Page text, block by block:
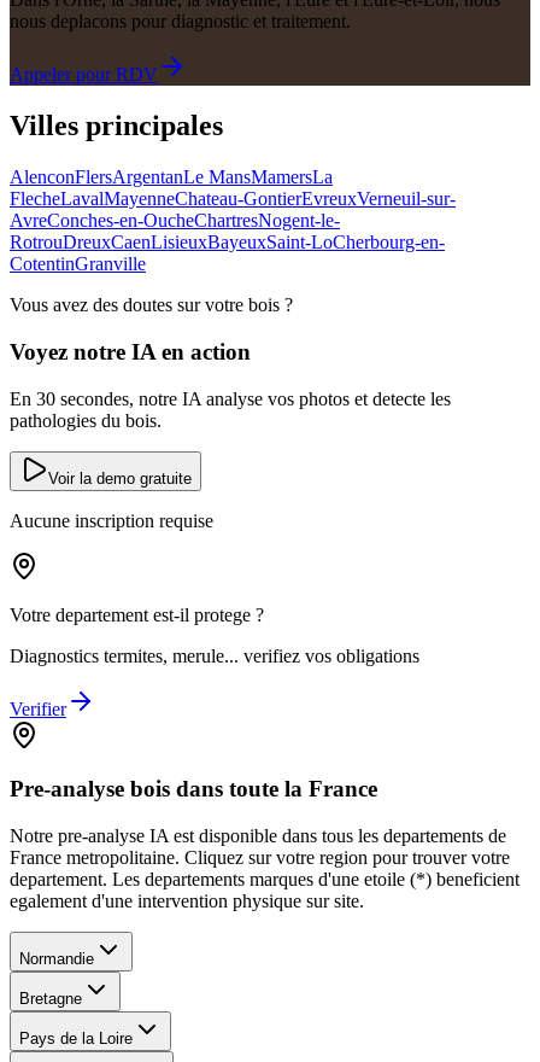
nous deplacons pour diagnostic et traitement.
Appeler pour RDV
Villes principales
AlenconFlersArgentanLe MansMamersLa
FlecheLavalMayenneChateau-GontierEvreuxVerneuil-sur-
AvreConches-en-OucheChartresNogent-le-
RotrouDreuxCaenLisieuxBayeuxSaint-LoCherbourg-en-
CotentinGranville
Vous avez des doutes sur votre bois ?
Voyez notre IA en action
En 30 secondes, notre IA analyse vos photos et detecte les
pathologies du bois.
Voir la demo gratuite
Aucune inscription requise
Votre departement est-il protege ?
Diagnostics termites, merule... verifiez vos obligations
Verifier
Pre-analyse bois dans toute la France
Notre pre-analyse IA est disponible dans tous les departements de
France metropolitaine. Cliquez sur votre region pour trouver votre
departement. Les departements marques d'une etoile (*) beneficient
egalement d'une intervention physique sur site.
Normandie
Bretagne
Pays de la Loire